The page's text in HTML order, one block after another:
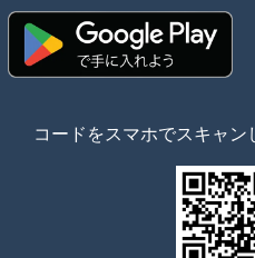
コードをスマホでスキャン